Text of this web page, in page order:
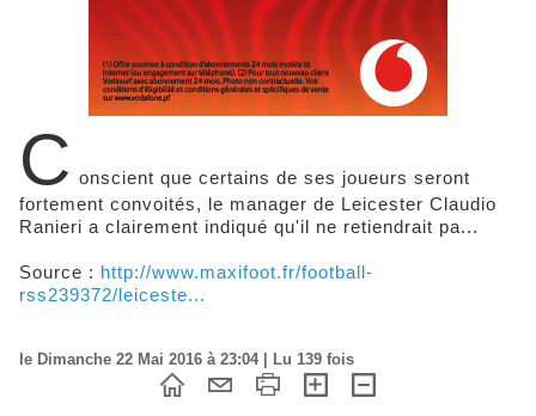
C onscient que certains de ses joueurs seront
fortement convoités, le manager de Leicester Claudio
Ranieri a clairement indiqué qu'il ne retiendrait pa...
Source : http://www.maxifoot.fr/football-
rss239372/leiceste...
le Dimanche 22 Mai 2016 à 23:04 | Lu 139 fois